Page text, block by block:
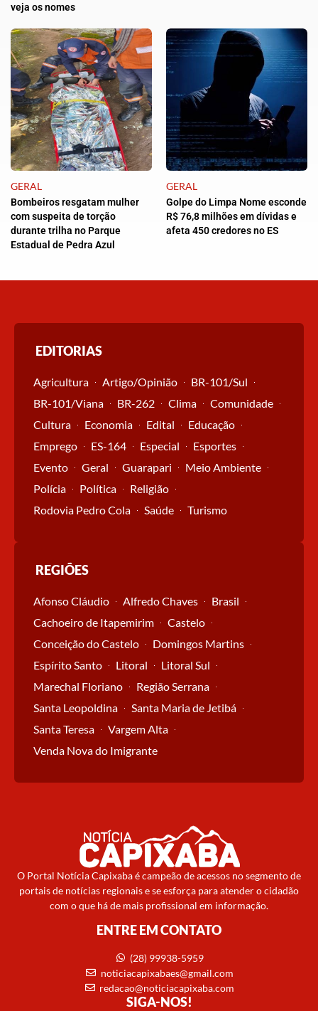
veja os nomes
GERAL
Bombeiros resgatam mulher
com suspeita de torção
durante trilha no Parque
Estadual de Pedra Azul
GERAL
Golpe do Limpa Nome esconde
R$ 76,8 milhões em dívidas e
afeta 450 credores no ES
EDITORIAS
Agricultura Artigo/Opinião
BR-101/Sul
BR-101/Viana
BR-262 Clima
Comunidade
Cultura
Economia Edital
Educação
Emprego
ES-164 Especial
Esportes
Evento
Geral Guarapari
Meio Ambiente
Polícia
Política
Religião
Rodovia Pedro Cola
Saúde Turismo
REGIÕES
Afonso Cláudio Alfredo Chaves
Brasil
Cachoeiro de Itapemirim
Castelo
Conceição do Castelo
Domingos Martins
Espírito Santo
Litoral
Litoral Sul
Marechal Floriano
Região Serrana
Santa Leopoldina
Santa Maria de Jetibá
Santa Teresa
Vargem Alta
Venda Nova do Imigrante
O Portal Notícia Capixaba é campeão de acessos no segmento de
portais de notícias regionais e se esforça para atender o cidadão
com o que há de mais profissional em informação.
ENTRE EM CONTATO
(28) 99938-5959
noticiacapixabaes@gmail.com
redacao@noticiacapixaba.com
SIGA-NOS!